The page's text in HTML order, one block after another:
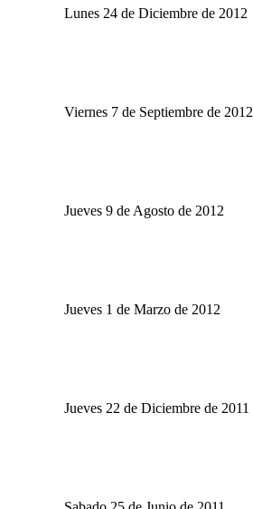
Lunes 24 de Diciembre de 2012
Viernes 7 de Septiembre de 2012
Jueves 9 de Agosto de 2012
Jueves 1 de Marzo de 2012
Jueves 22 de Diciembre de 2011